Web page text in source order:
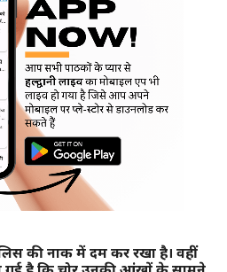
की नाक में दम कर रखा है। वहीं